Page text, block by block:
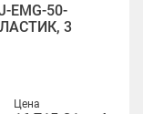
50-
3
Цена